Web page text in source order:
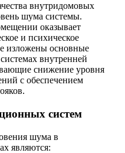
внутридомовых
шума системы.
оказывает
и психическое
изложены основные
внутренней
снижение уровня
с обеспечением
систем
шума в
являются: